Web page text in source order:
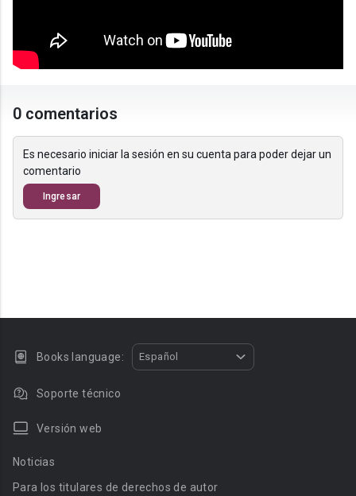
0 comentarios
Es necesario iniciar la sesión en su cuenta para poder dejar un
comentario
Ingresar
Books language: Español
Soporte técnico
Versión web
Noticias
Para los titulares de derechos de autor